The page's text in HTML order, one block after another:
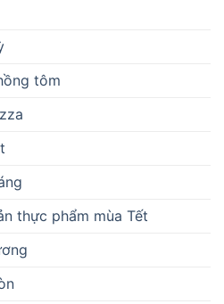
tôm
thực phẩm mùa Tết